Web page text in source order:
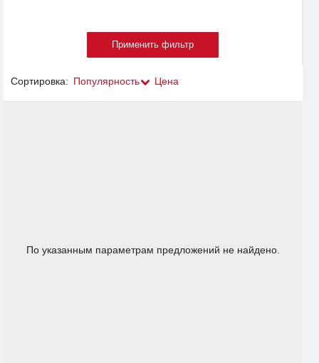
Сортировка: Популярность Цена
По указанным параметрам предложений не найдено.